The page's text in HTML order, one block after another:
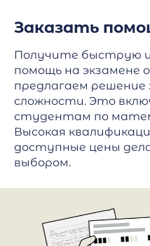
Заказать
Получите быструю
помощь на экзамене
предлагаем решение
сложности. Это
студентам по
Высокая
доступные цены
выбором.